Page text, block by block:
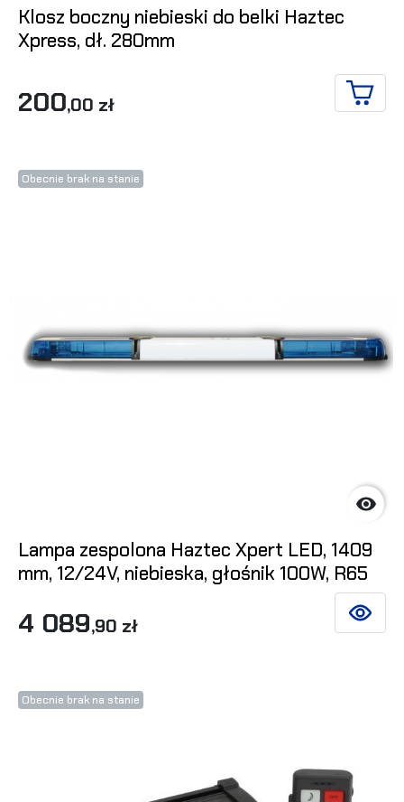
Klosz boczny niebieski do belki Haztec
Xpress, dł. 280mm
200,00 zł DO
Obecnie brak na stanie

Lampa zespolona Haztec Xpert LED, 1409
mm, 12/24V, niebieska, głośnik 100W, R65
4 089,90 zł ZOBACZ
Obecnie brak na stanie